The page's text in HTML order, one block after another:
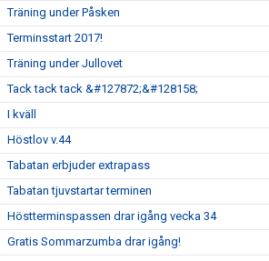
Träning under Påsken
Terminsstart 2017!
Träning under Jullovet
Tack tack tack &#127872;&#128158;
I kväll
Höstlov v.44
Tabatan erbjuder extrapass
Tabatan tjuvstartar terminen
Höstterminspassen drar igång vecka 34
Gratis Sommarzumba drar igång!